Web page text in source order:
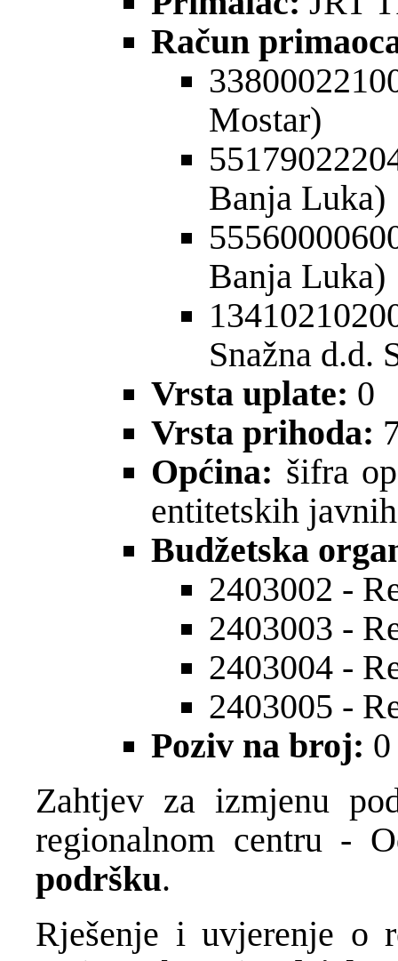
Račun
Mostar)
Banja Luka)
Banja Luka)
Snažna d.d.
Vrsta uplate: 0
Vrsta prihoda:
Općina: šifra
entitetskih
Budžetska
2403002 -
2403003 -
2403004 -
2403005 -
Poziv na broj: 0
Zahtjev za izmjenu
regionalnom centru -
podršku.
Rješenje i uvjerenje o